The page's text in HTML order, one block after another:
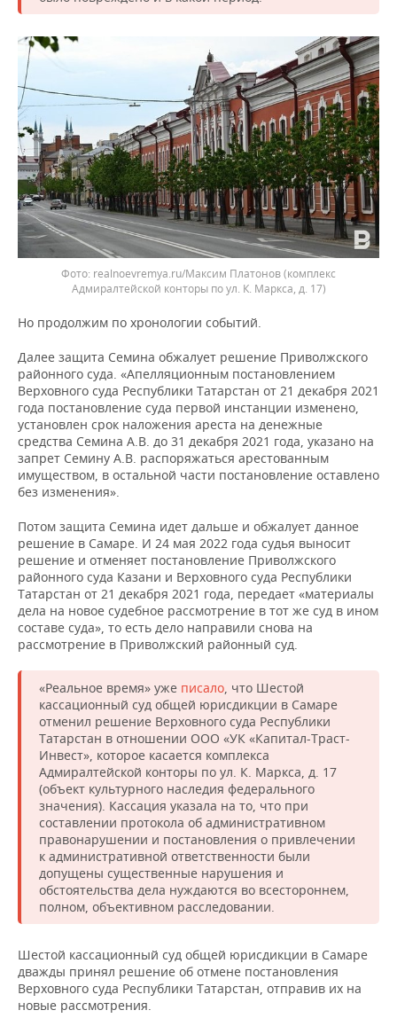
realnoevremya.ru/Максим Платонов(комплекс
Адмиралтейской конторы по ул. К. Маркса, д. 17)
Но продолжим по хронологии событий.
Далее защита Семина обжалует решение Приволжского
районного суда. «Апелляционным постановлением
Верховного суда Республики Татарстан от 21 декабря 2021
года постановление суда первой инстанции изменено,
установлен срок наложения ареста на денежные
средства Семина А.В. до 31 декабря 2021 года, указано на
запрет Семину А.В. распоряжаться арестованным
имуществом, в остальной части постановление оставлено
без изменения».
Потом защита Семина идет дальше и обжалует данное
решение в Самаре. И 24 мая 2022 года судья выносит
решение и отменяет постановление Приволжского
районного суда Казани и Верховного суда Республики
Татарстан от 21 декабря 2021 года, передает «материалы
дела на новое судебное рассмотрение в тот же суд в ином
составе суда», то есть дело направили снова на
рассмотрение в Приволжский районный суд.
«Реальное время» уже писало, что Шестой
кассационный суд общей юрисдикции в Самаре
отменил решение Верховного суда Республики
Татарстан в отношении ООО «УК «Капитал-Траст-
Инвест», которое касается комплекса
Адмиралтейской конторы по ул. К. Маркса, д. 17
(объект культурного наследия федерального
значения). Кассация указала на то, что при
составлении протокола об административном
правонарушении и постановления о привлечении
к административной ответственности были
допущены существенные нарушения и
обстоятельства дела нуждаются во всестороннем,
полном, объективном расследовании.
Шестой кассационный суд общей юрисдикции в Самаре
дважды принял решение об отмене постановления
Верховного суда Республики Татарстан, отправив их на
новые рассмотрения.